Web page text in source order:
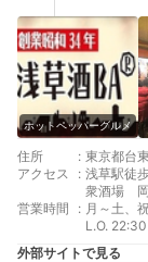
ホットペッパーグルメ
住所 : 東京都台
アクセス
: 浅草駅徒
衆酒場
営業時間
: 月～土、
L.O.
22:00）
外部サイトで見る